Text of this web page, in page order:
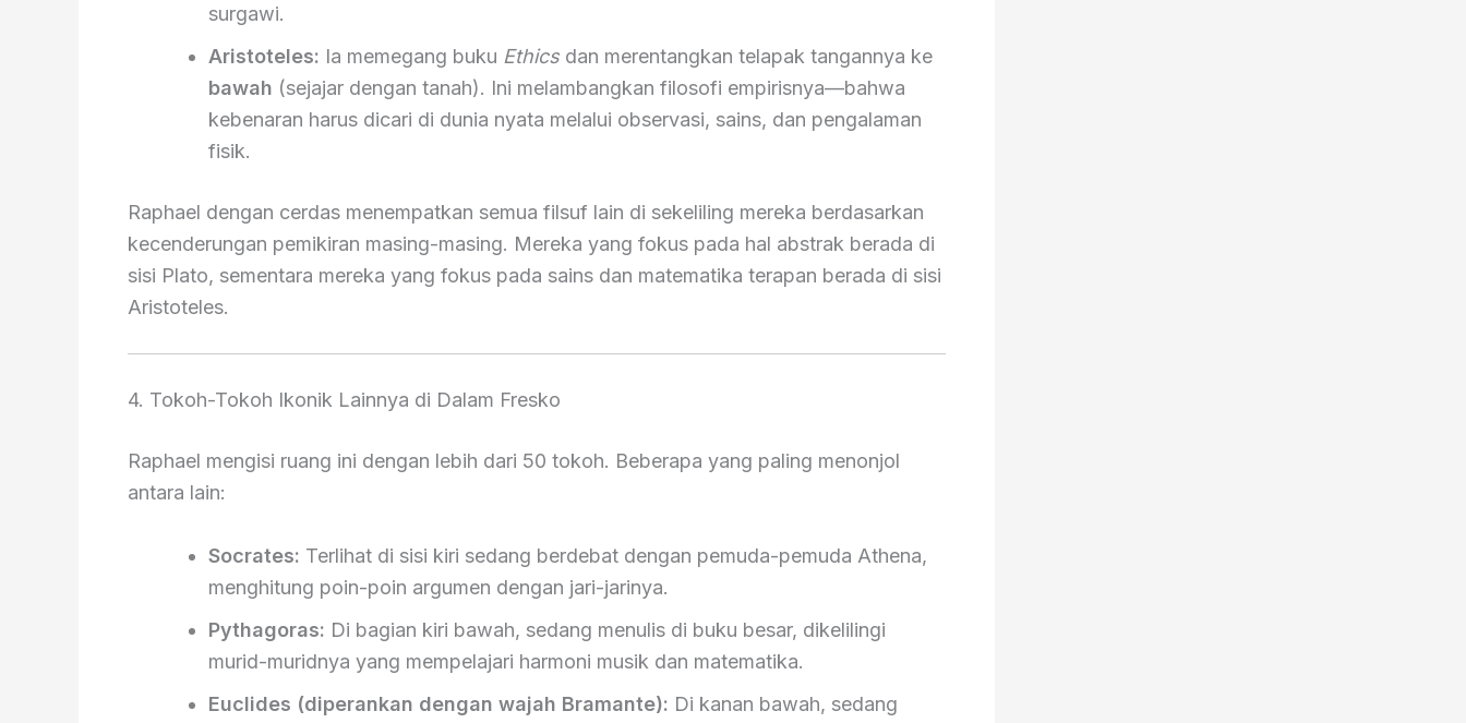
surgawi.
Aristoteles: Ia memegang buku Ethics dan merentangkan telapak tangannya ke
bawah (sejajar dengan tanah). Ini melambangkan filosofi empirisnya—bahwa
kebenaran harus dicari di dunia nyata melalui observasi, sains, dan pengalaman
fisik.
Raphael dengan cerdas menempatkan semua filsuf lain di sekeliling mereka berdasarkan
kecenderungan pemikiran masing-masing. Mereka yang fokus pada hal abstrak berada di
sisi Plato, sementara mereka yang fokus pada sains dan matematika terapan berada di sisi
Aristoteles.
4. Tokoh-Tokoh Ikonik Lainnya di Dalam Fresko
Raphael mengisi ruang ini dengan lebih dari 50 tokoh. Beberapa yang paling menonjol
antara lain:
Socrates: Terlihat di sisi kiri sedang berdebat dengan pemuda-pemuda Athena,
menghitung poin-poin argumen dengan jari-jarinya.
Pythagoras: Di bagian kiri bawah, sedang menulis di buku besar, dikelilingi
murid-muridnya yang mempelajari harmoni musik dan matematika.
Euclides (diperankan dengan wajah Bramante): Di kanan bawah, sedang